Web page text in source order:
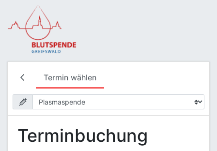
Termin wählen
Terminbuchung